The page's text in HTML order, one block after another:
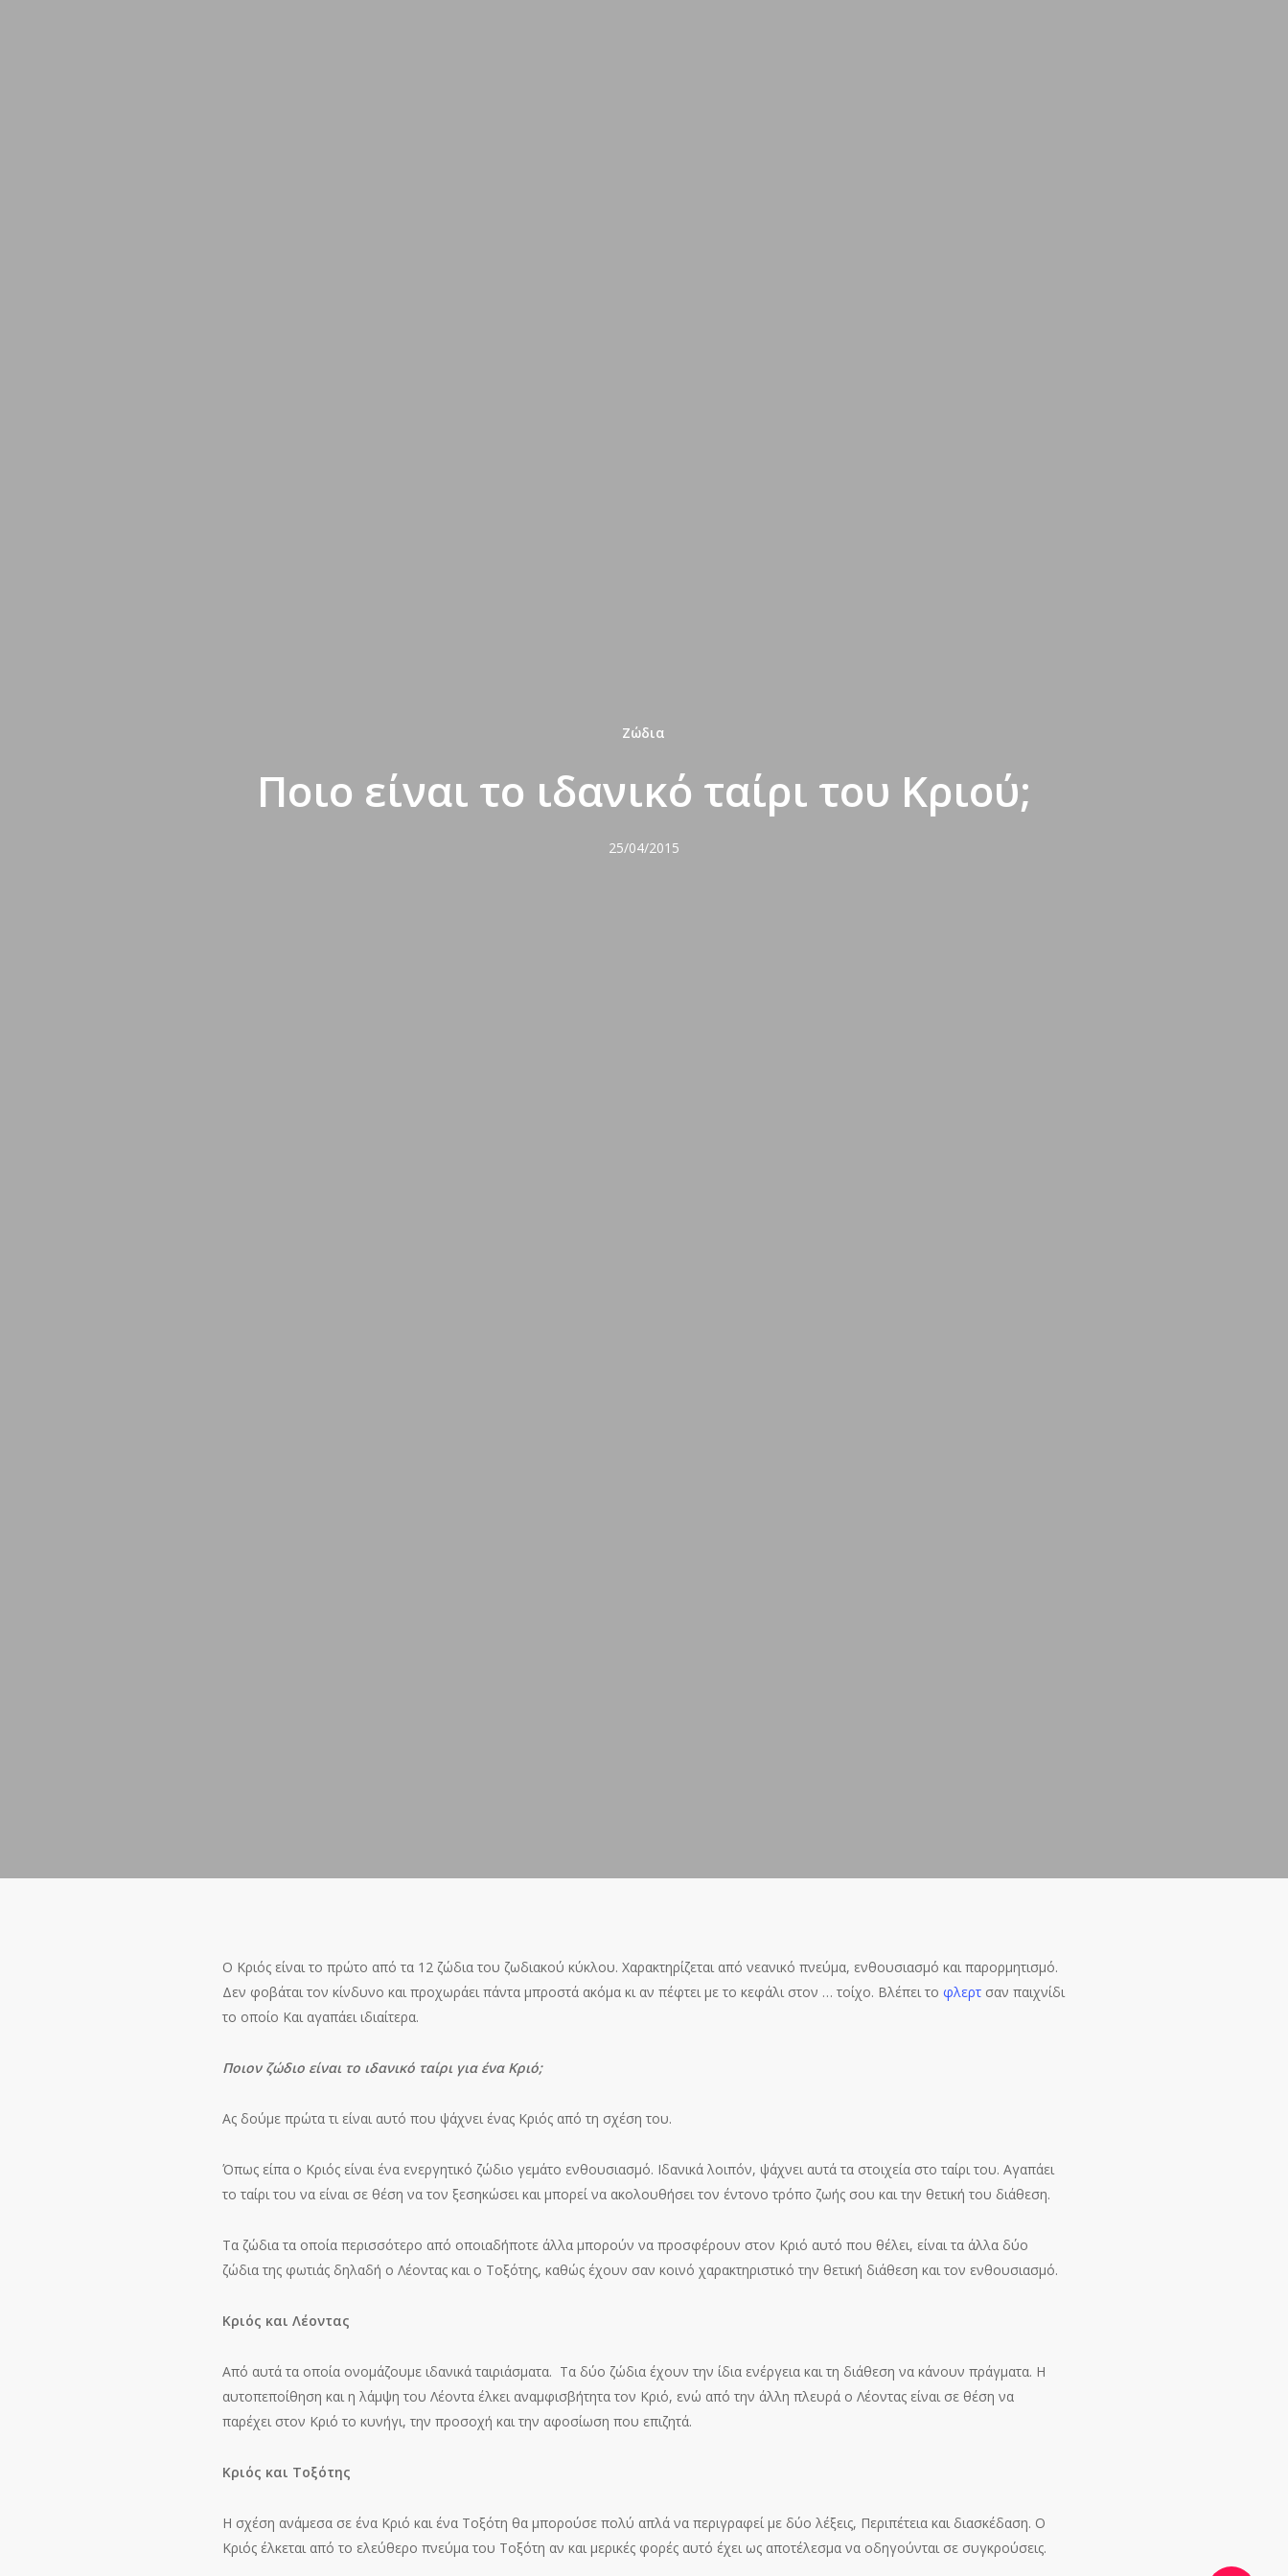
Ζώδια
Ποιο είναι το ιδανικό ταίρι του Κριού;
25/04/2015
Ο Κριός είναι το πρώτο από τα 12 ζώδια του ζωδιακού κύκλου. Χαρακτηρίζεται από νεανικό πνεύμα, ενθουσιασμό και παρορμητισμό.
Δεν φοβάται τον κίνδυνο και προχωράει πάντα μπροστά ακόμα κι αν πέφτει με το κεφάλι στον … τοίχο. Βλέπει το φλερτ σαν παιχνίδι
το οποίο Και αγαπάει ιδιαίτερα.
Ποιον ζώδιο είναι το ιδανικό ταίρι για ένα Κριό;
Ας δούμε πρώτα τι είναι αυτό που ψάχνει ένας Κριός από τη σχέση του.
Όπως είπα ο Κριός είναι ένα ενεργητικό ζώδιο γεμάτο ενθουσιασμό. Ιδανικά λοιπόν, ψάχνει αυτά τα στοιχεία στο ταίρι του. Αγαπάει
το ταίρι του να είναι σε θέση να τον ξεσηκώσει και μπορεί να ακολουθήσει τον έντονο τρόπο ζωής σου και την θετική του διάθεση.
Τα ζώδια τα οποία περισσότερο από οποιαδήποτε άλλα μπορούν να προσφέρουν στον Κριό αυτό που θέλει, είναι τα άλλα δύο
ζώδια της φωτιάς δηλαδή ο Λέοντας και ο Τοξότης, καθώς έχουν σαν κοινό χαρακτηριστικό την θετική διάθεση και τον ενθουσιασμό.
Κριός και Λέοντας
Από αυτά τα οποία ονομάζουμε ιδανικά ταιριάσματα. Τα δύο ζώδια έχουν την ίδια ενέργεια και τη διάθεση να κάνουν πράγματα. Η
αυτοπεποίθηση και η λάμψη του Λέοντα έλκει αναμφισβήτητα τον Κριό, ενώ από την άλλη πλευρά ο Λέοντας είναι σε θέση να
παρέχει στον Κριό το κυνήγι, την προσοχή και την αφοσίωση που επιζητά.
Κριός και Τοξότης
Η σχέση ανάμεσα σε ένα Κριό και ένα Τοξότη θα μπορούσε πολύ απλά να περιγραφεί με δύο λέξεις, Περιπέτεια και διασκέδαση. Ο
Κριός έλκεται από το ελεύθερο πνεύμα του Τοξότη αν και μερικές φορές αυτό έχει ως αποτέλεσμα να οδηγούνται σε συγκρούσεις.